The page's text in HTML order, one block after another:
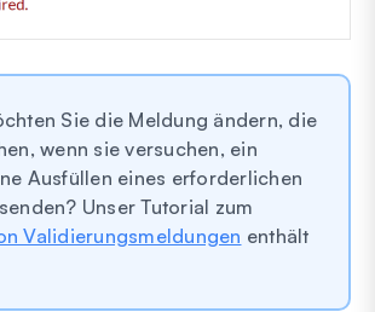
Sie die Meldung ändern, die
wenn sie versuchen, ein
Ausfüllen eines erforderlichen
Unser Tutorial zum
Validierungsmeldungen enthält